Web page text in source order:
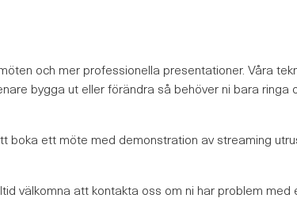
och mer professionella presentationer. Våra
bygga ut eller förändra så behöver ni bara ringa
ett möte med demonstration av streaming
välkomna att kontakta oss om ni har problem med